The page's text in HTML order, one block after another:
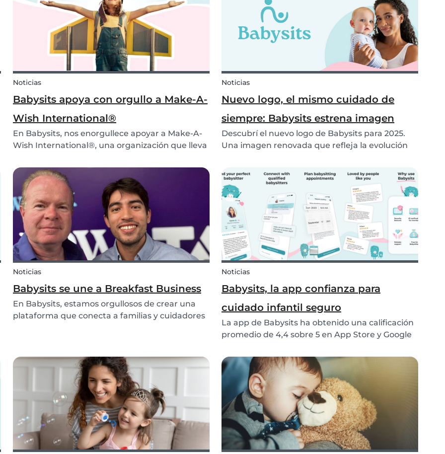
Noticias
Babysits apoya con orgullo a Make-A-
Wish International®
En Babysits, nos enorgullece apoyar a Make-A-
Wish International®, una organización que lleva
niños con enfermedades graves. 💙
Noticias
Nuevo logo, el mismo cuidado de
siempre: Babysits estrena imagen
Descubrí el nuevo logo de Babysits para 2025.
Una imagen renovada que refleja la evolución
de confianza en todo el mundo.
Noticias
Babysits se une a Breakfast Business
En Babysits, estamos orgullosos de crear una
plataforma que conecta a familias y cuidadores
nuestro reco...
Noticias
Babysits, la app confianza para
cuidado infantil seguro
La app de Babysits ha obtenido una calificación
promedio de 4,4 sobre 5 en App Store y Google
2 millones de descargas. Esto refleja las
experiencias positivas de familias y niñeras de
todo...